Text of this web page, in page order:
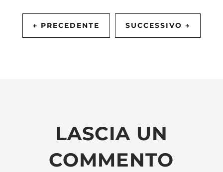
← PRECEDENTE SUCCESSIVO →
LASCIA UN
COMMENTO